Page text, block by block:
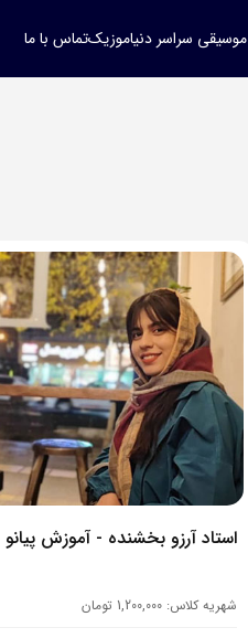
سراسر دنیاموزیکتماس با ما
استاد آرزو بخشنده - آموزش پیانو
شهریه کلاس:1,200,000 تومان